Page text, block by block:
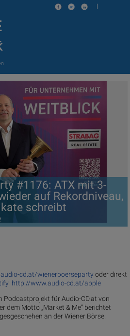
|
#1176: ATX mit 3-
auf Rekordniveau,
schreibt
cd.at/wienerboerseparty oder direkt
http://www.audio-cd.at/apple
Podcastprojekt für Audio-CD.at von
dem Motto „Market & Me“ berichtet
an der Wiener Börse.